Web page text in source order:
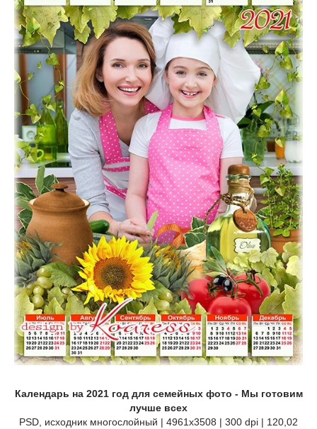
Календарь на 2021 год для семейных фото - Мы готовим
лучше всех
PSD, исходник многослойный | 4961x3508 | 300 dpi | 120,02